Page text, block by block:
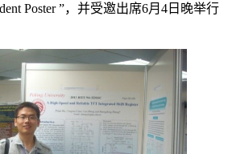
Poster ”，并受邀出席6月4日晚举行